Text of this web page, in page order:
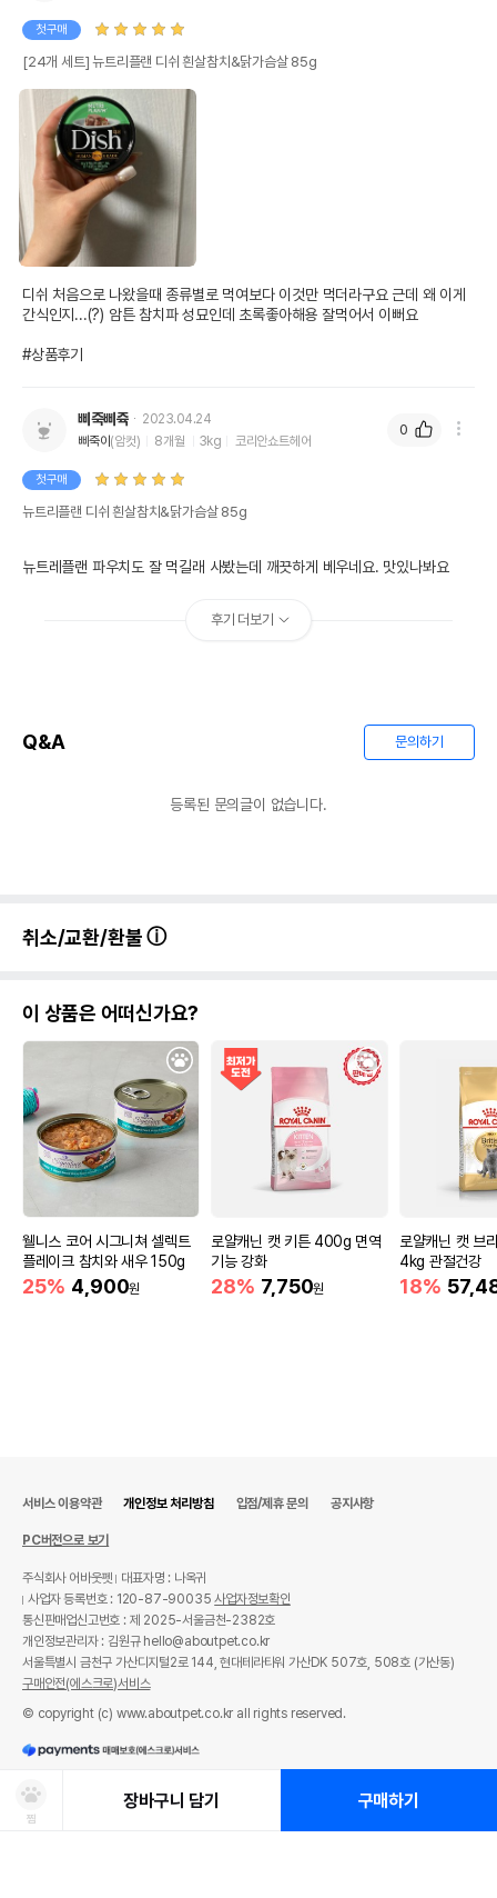
첫구매
[24개 세트] 뉴트리플랜 디쉬 흰살참치&닭가슴살 85g
디쉬 처음으로 나왔을때 종류별로 먹여보다 이것만 먹더라구요 근데 왜 이게
간식인지...(?) 암튼 참치파 성묘인데 초록좋아해용 잘먹어서 이뻐요
#상품후기
삐죽삐쥭
2023.04.24
삐죽이(암컷) 8개월 3kg 코리안쇼트헤어
첫구매
뉴트리플랜 디쉬 흰살참치&닭가슴살 85g
뉴트레플랜 파우치도 잘 먹길래 사봤는데 깨끗하게 베우네요. 맛있나봐요
0
후기 더보기
Q&A 문의하기
등록된 문의글이 없습니다.
취소/교환/환불
이 상품은 어떠신가요?
웰니스 코어 시그니쳐 셀렉트
플레이크 참치와 새우 150g
25% 4,900원
로얄캐닌 캣 키튼 400g 면역
기능 강화
28% 7,750원
로얄캐닌 캣 브
4kg 관절건강
18%
찜
장바구니 담기 구매하기
서비스 이용약관 개인정보 처리방침 입점/제휴 문의 공지사항
PC버전으로 보기
주식회사 어바웃펫
대표자명 : 나옥귀
사업자 등록번호 : 120-87-90035사업자정보확인
통신판매업신고번호 : 제 2025-서울금천-2382호
개인정보관리자 : 김원규 hello@aboutpet.co.kr
서울특별시 금천구 가산디지털2로 144, 현대테라타워 가산DK 507호, 508호 (가산동)
구매안전(에스크로)서비스
© copyright (c) www.aboutpet.co.kr all rights reserved.